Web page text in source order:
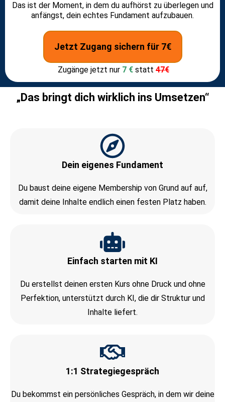
Das ist der Moment, in dem du aufhörst zu überlegen und
anfängst, dein echtes Fundament aufzubauen.
Jetzt Zugang sichern für 7€
Zugänge jetzt nur 7 € statt 47€
„Das bringt dich wirklich ins Umsetzen“
Dein eigenes Fundament
Du baust deine eigene Membership von Grund auf auf,
damit deine Inhalte endlich einen festen Platz haben.
Einfach starten mit KI
Du erstellst deinen ersten Kurs ohne Druck und ohne
Perfektion, unterstützt durch KI, die dir Struktur und
Inhalte liefert.
1:1 Strategiegespräch
Du bekommst ein persönliches Gespräch, in dem wir deine